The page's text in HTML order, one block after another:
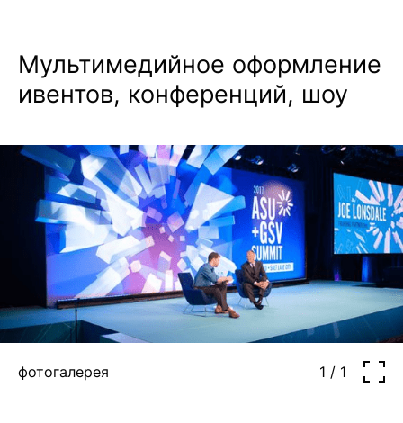
Мультимедийное оформление
ивентов, конференций, шоу
фотогалерея 1 / 1